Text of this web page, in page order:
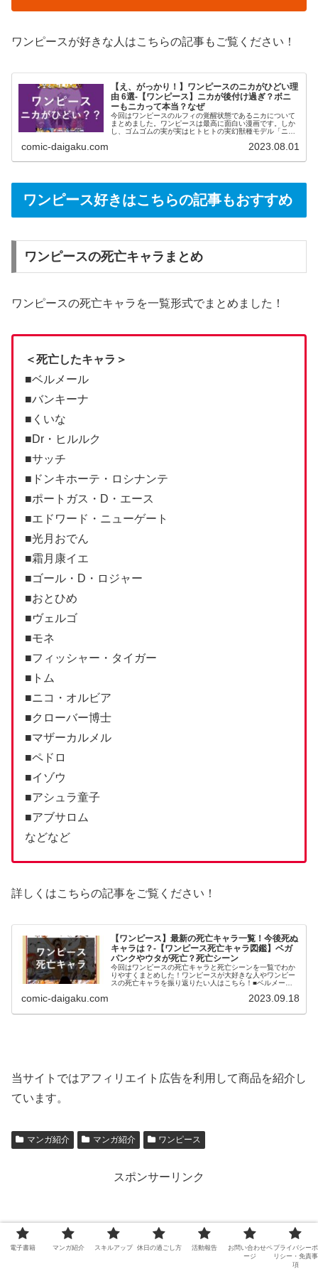
ワンピースが好きな人はこちらの記事もご覧ください！
【え、がっかり！】ワンピースのニカがひどい理
由 6選-【ワンピース】ニカが後付け過ぎ？ボニ
ーもニカって本当？なぜ
今回はワンピースのルフィの覚醒状態であるニカについて
まとめました。ワンピースは最高に面白い漫画です。しか
し、ゴムゴムの実が実はヒトヒトの実幻獣種モデル「ニ
ワンピースのニカがひどいと言われる理由をランキング形
comic-daigaku.com 2023.08.01
ワンピース好きはこちらの記事もおすすめ
ワンピースの死亡キャラまとめ
ワンピースの死亡キャラを一覧形式でまとめました！
＜死亡したキャラ＞
■ベルメール
■バンキーナ
■くいな
■Dr・ヒルルク
■サッチ
■ドンキホーテ・ロシナンテ
■ポートガス・D・エース
■エドワード・ニューゲート
■光月おでん
■霜月康イエ
■ゴール・D・ロジャー
■おとひめ
■ヴェルゴ
■モネ
■フィッシャー・タイガー
■トム
■ニコ・オルビア
■クローバー博士
■マザーカルメル
■ペドロ
■イゾウ
■アシュラ童子
■アブサロム
などなど
詳しくはこちらの記事をご覧ください！
【ワンピース】最新の死亡キャラ一覧！今後死ぬ
キャラは？-【ワンピース死亡キャラ図鑑】ベガ
パンクやウタが死亡？死亡シーン
今回はワンピースの死亡キャラと死亡シーンを一覧でわか
りやすくまとめした！ワンピースが大好きな人やワンピー
スの死亡キャラを振り返りたい人はこちら！■ベルメール■
ス・D・エース■エドワード・ニューゲート■光月おでん■ゴ
comic-daigaku.com 2023.09.18
当サイトではアフィリエイト広告を利用して商品を紹介し
ています。
マンガ紹介 マンガ紹介 ワンピース
スポンサーリンク
電子書籍 マンガ紹介 スキルアップ 休日の過ごし方 活動報告
お問い合わせペ
ージ
プライバシーポ
リシー・免責事
項